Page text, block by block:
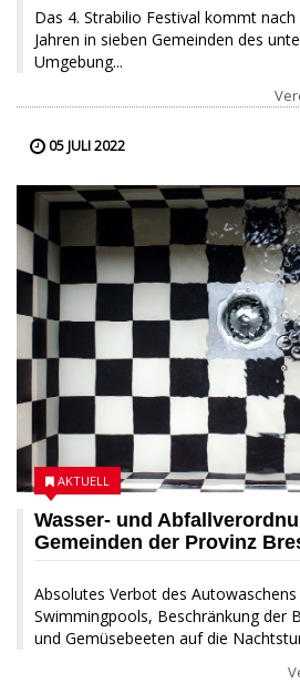
Das 4. Strabilio Festival kommt
Jahren in sieben Gemeinden des
Umgebung...
05 JULI 2022
Wasser- und
Gemeinden der Provinz
Absolutes Verbot des
Swimmingpools, Beschränkung der
und Gemüsebeeten auf die
AKTUELL